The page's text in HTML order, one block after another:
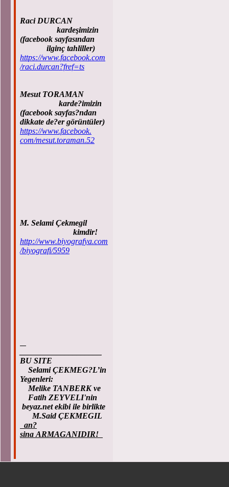
Raci DURCAN
kardeşimizin
(facebook sayfasından
ilginç tahliller)
https://www.facebook.com
/raci.durcan?fref=ts
Mesut TORAMAN
karde?imizin
(facebook sayfas?ndan
dikkate de?er görüntüler)
https://www.facebook.
com/mesut.toraman.52
M. Selami Çekmegil
kimdir!
http://www.biyografya.com
/biyografi/5959
BU SITE
Selami ÇEKMEG?L’in
Yegenleri:
Melike TANBERK ve
Fatih ZEYVELI'nin
beyaz.net ekibi ile birlikte
M.Said ÇEKMEGIL
an?
sina ARMAGANIDIR!